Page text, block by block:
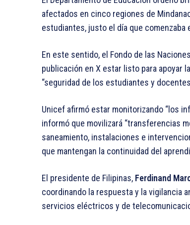
afectados en cinco regiones de
estudiantes, justo el día que
En este sentido, el Fondo de las
publicación en X estar listo para apoyar
“seguridad de los estudiantes y
Unicef afirmó estar monitorizando “los
informó que movilizará “transferencias
saneamiento, instalaciones e
que mantengan la continuidad del
El presidente de Filipinas, Ferdinand
coordinando la respuesta y la vigilancia
servicios eléctricos y de